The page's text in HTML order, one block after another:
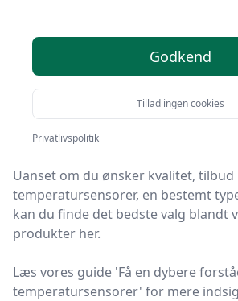
2025
Velkommen til Kulturnet! Vi har
og udvalgt 19 af de bedste
markedet.
Uanset om du ønsker kvalitet, tilbud
temperatursensorer, en bestemt
kan du finde det bedste valg blandt
produkter her.
Læs vores guide 'Få en dybere
temperatursensorer' for mere
Godkend
Tillad ingen cookies
Privatlivspolitik